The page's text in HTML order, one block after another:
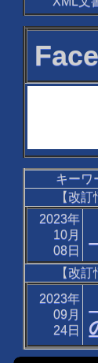
キーワ
【改
2023年
10月
08日
【改
2023年
09月
24日